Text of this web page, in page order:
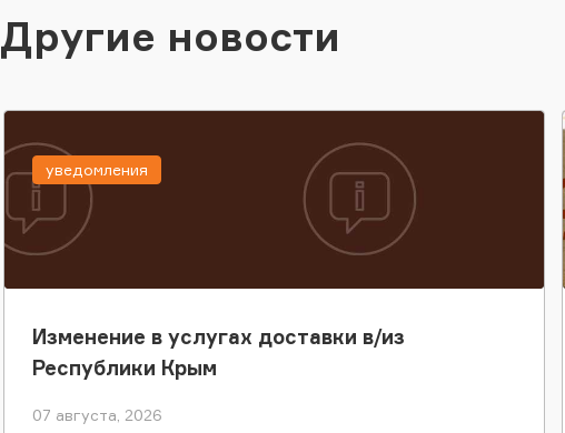
Другие новости
Изменение в услугах доставки в/из
Республики Крым
07 августа, 2026
уведомления